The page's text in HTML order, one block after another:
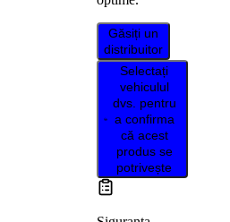
Găsiți un
distribuitor
Selectați
vehiculul
dvs. pentru
a confirma
că acest
produs se
potrivește